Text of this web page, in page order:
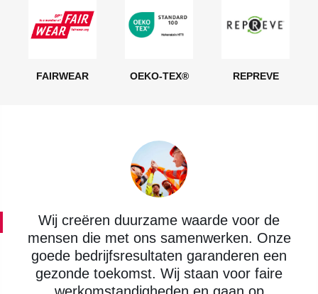
FAIRWEAR OEKO-TEX® REPREVE
Wij creëren duurzame waarde voor de
mensen die met ons samenwerken. Onze
goede bedrijfsresultaten garanderen een
gezonde toekomst. Wij staan voor faire
werkomstandigheden en gaan op